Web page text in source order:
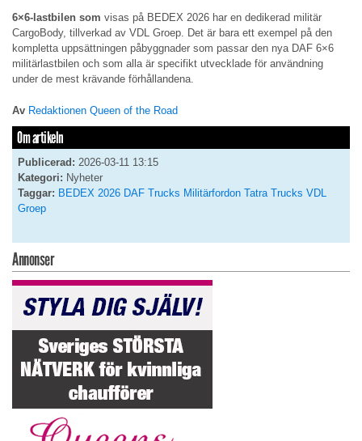
6×6-lastbilen som visas på BEDEX 2026 har en dedikerad militär
CargoBody, tillverkad av VDL Groep. Det är bara ett exempel på den
kompletta uppsättningen påbyggnader som passar den nya DAF 6×6
militärlastbilen och som alla är specifikt utvecklade för användning
under de mest krävande förhållandena.
Av Redaktionen Queen of the Road
Om artikeln
Publicerad: 2026-03-11 13:15
Kategori: Nyheter
Taggar: BEDEX 2026 DAF Trucks Militärfordon Tatra Trucks VDL
Groep
Annonser